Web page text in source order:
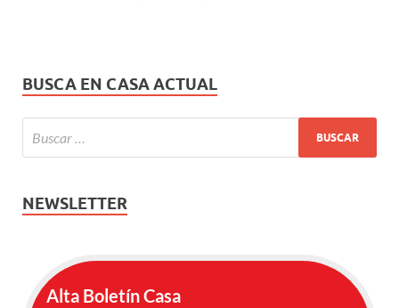
BUSCA EN CASA ACTUAL
NEWSLETTER
Alta Boletín Casa